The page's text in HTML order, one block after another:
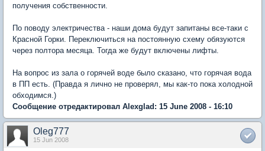
получения собственности.
По поводу электричества - наши дома будут запитаны все-таки с
Красной Горки. Переключиться на постоянную схему обязуются
через полтора месяца. Тогда же будут включены лифты.
На вопрос из зала о горячей воде было сказано, что горячая вода
в ПП есть. (Правда я лично не проверял, мы как-то пока холодной
обходимся.)
Сообщение отредактировал Alexglad: 15 June 2008 - 16:10
Oleg777
15 Jun 2008